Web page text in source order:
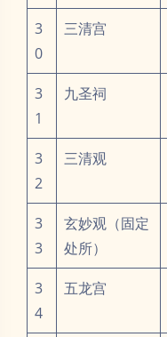
3
0
三清宫
3
1
九圣祠
3
2
三清观
3
3
玄妙观（固定
处所）
3
4
五龙宫